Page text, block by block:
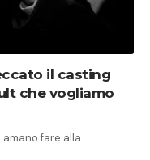
il casting
che vogliamo
fare alla…